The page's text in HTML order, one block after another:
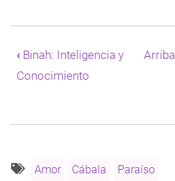
transversales
de
Book
Clemencia
‹Binah: Inteligencia y
Conocimiento
Arriba
Amor Cábala Paraíso